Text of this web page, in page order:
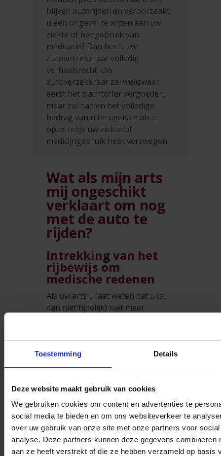
Toestemming Details
Deze website maakt gebruik van cookies
We gebruiken cookies om content en advertenties te
social media te bieden en om ons websiteverkeer te
over uw gebruik van onze site met onze partners voor
analyse. Deze partners kunnen deze gegevens combineren
aan ze heeft verstrekt of die ze hebben verzameld op basis
blijven autorijden en veroorzaakt
u een ongeval te wijten aan uw
ziekte of het gebruik van
medicatie? Dan heeft uw
autoverzekeraar volledig
verhaalsrecht. Uw
autoverzekeraar zal weliswaar
eerst het slachtoffer vergoeden,
maar zal nadien het volledige
bedrag van u terugeisen als u
opzettelijk uw ziekte of
medicijngebruik hebt verzwegen.
Wat als mijn arts
mij ongeschikt
verklaart om nog
met de auto te
rijden?
Intrekking van het
rijbewijs om
medische redenen
Als uw arts u laat weten dat u (al
dan niet tijdelijk) niet meer
in te leveren. Hoe u uw rijbewijs
terugkrijgt, hangt af van het
gewest waar u woont:
In het Brusselse en
Vlaamse Gewestkan het
CARA(Centrum voor
Rijgeschiktheid en
Voertuigaanpassing) uw
rijvaardigheid testen.